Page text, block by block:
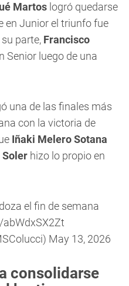
Martos logró quedarse
en Junior el triunfo fue
su parte, Francisco
Senior luego de una
una de las finales más
con la victoria de
Iñaki Melero Sotana
Soler hizo lo propio en
el fin de semana
May 13, 2026
consolidarse